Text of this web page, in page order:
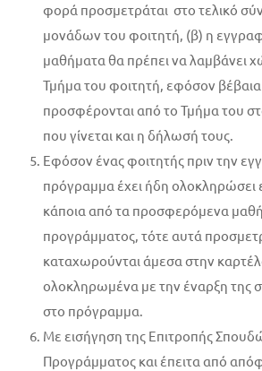
φορά προσμετράται στο τελικό
μονάδων του φοιτητή, (β) η
μαθήματα θα πρέπει να λαμβάνει
Τμήμα του φοιτητή, εφόσον βέβαια
προσφέρονται από το Τμήμα του
που γίνεται και η δήλωσή τους.
Εφόσον ένας φοιτητής πριν την
πρόγραμμα έχει ήδη ολοκληρώσει
κάποια από τα προσφερόμενα
προγράμματος, τότε αυτά
καταχωρούνται άμεσα στην
ολοκληρωμένα με την έναρξη της
στο πρόγραμμα.
Με εισήγηση της Επιτροπής
Προγράμματος και έπειτα από